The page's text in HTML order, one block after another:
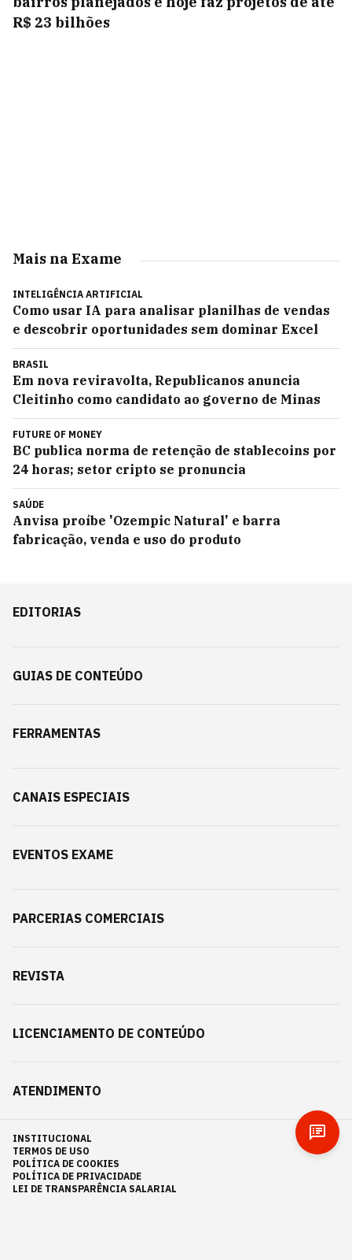
R$ 23 bilhões
Mais na Exame
INTELIGÊNCIA ARTIFICIAL
Como usar IA para analisar planilhas de vendas
e descobrir oportunidades sem dominar Excel
BRASIL
Em nova reviravolta, Republicanos anuncia
Cleitinho como candidato ao governo de Minas
FUTURE OF MONEY
BC publica norma de retenção de stablecoins por
24 horas; setor cripto se pronuncia
SAÚDE
Anvisa proíbe 'Ozempic Natural' e barra
fabricação, venda e uso do produto
EDITORIAS
GUIAS DE CONTEÚDO
FERRAMENTAS
CANAIS ESPECIAIS
EVENTOS EXAME
PARCERIAS COMERCIAIS
REVISTA
LICENCIAMENTO DE CONTEÚDO
ATENDIMENTO
INSTITUCIONAL
TERMOS DE USO
POLÍTICA DE COOKIES
POLÍTICA DE PRIVACIDADE
LEI DE TRANSPARÊNCIA SALARIAL